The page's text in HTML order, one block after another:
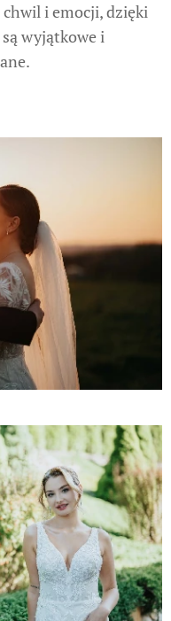
i emocji, dzięki
wyjątkowe i